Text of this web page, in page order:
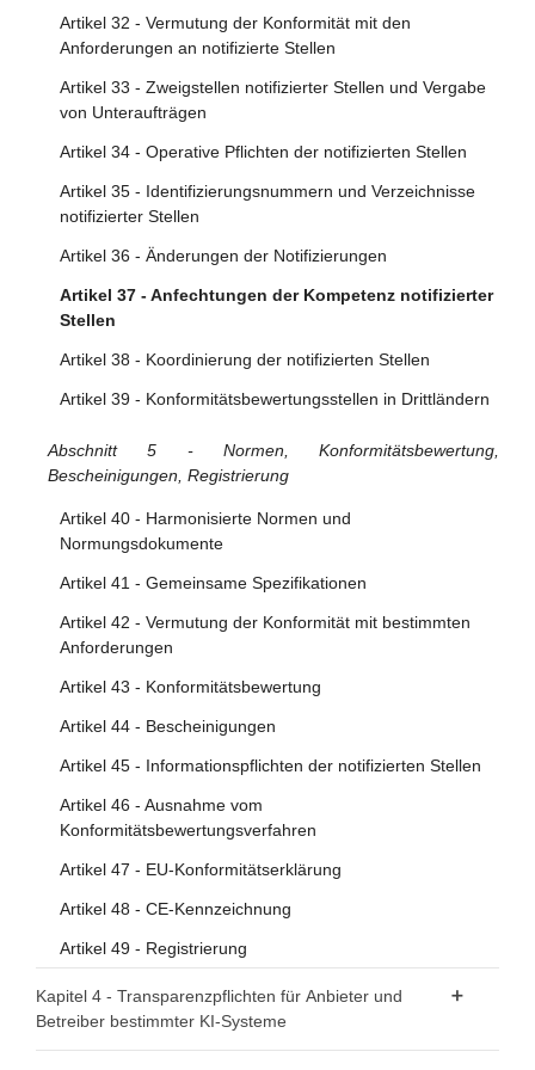
Artikel 32 - Vermutung der Konformität mit den
Anforderungen an notifizierte Stellen
Artikel 33 - Zweigstellen notifizierter Stellen und Vergabe
von Unteraufträgen
Artikel 34 - Operative Pflichten der notifizierten Stellen
Artikel 35 - Identifizierungsnummern und Verzeichnisse
notifizierter Stellen
Artikel 36 - Änderungen der Notifizierungen
Artikel 37 - Anfechtungen der Kompetenz notifizierter
Stellen
Artikel 38 - Koordinierung der notifizierten Stellen
Artikel 39 - Konformitätsbewertungsstellen in Drittländern
Abschnitt 5 - Normen, Konformitätsbewertung,
Bescheinigungen, Registrierung
Artikel 40 - Harmonisierte Normen und
Normungsdokumente
Artikel 41 - Gemeinsame Spezifikationen
Artikel 42 - Vermutung der Konformität mit bestimmten
Anforderungen
Artikel 43 - Konformitätsbewertung
Artikel 44 - Bescheinigungen
Artikel 45 - Informationspflichten der notifizierten Stellen
Artikel 46 - Ausnahme vom
Konformitätsbewertungsverfahren
Artikel 47 - EU-Konformitätserklärung
Artikel 48 - CE-Kennzeichnung
Artikel 49 - Registrierung
Kapitel 4 - Transparenzpflichten für Anbieter und
Betreiber bestimmter KI-Systeme